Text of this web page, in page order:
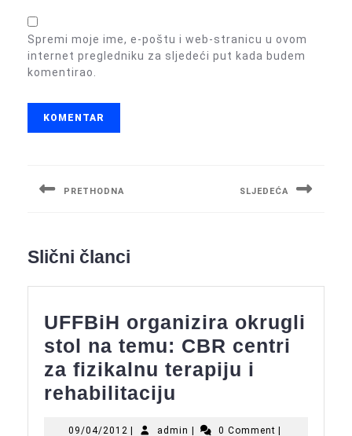
Spremi moje ime, e-poštu i web-stranicu u ovom
internet pregledniku za sljedeći put kada budem
komentirao.
PRETHODNA SLJEDEĆA
Slični članci
UFFBiH organizira okrugli
stol na temu: CBR centri
za fizikalnu terapiju i
rehabilitaciju
09/04/2012 09/04/2012
admin admin0 Comment